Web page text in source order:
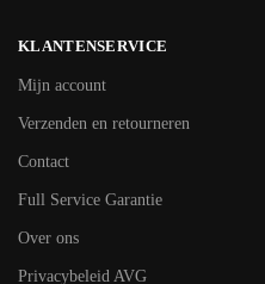
KLANTENSERVICE
Mijn account
Verzenden en retourneren
Contact
Full Service Garantie
Over ons
Privacybeleid AVG